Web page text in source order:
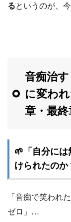
るというのが、
音痴治
に変わ
章・最終
🌱「自分に
けられたのか
「音痴で笑われ
ゼロ」…